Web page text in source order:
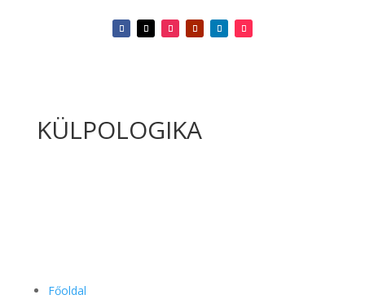
KÜLPOLOGIKA
Főoldal